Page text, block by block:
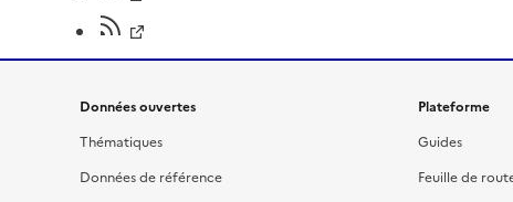
Données ouvertes
Thématiques
Données de référence
Plateforme
Guides
Feuille de